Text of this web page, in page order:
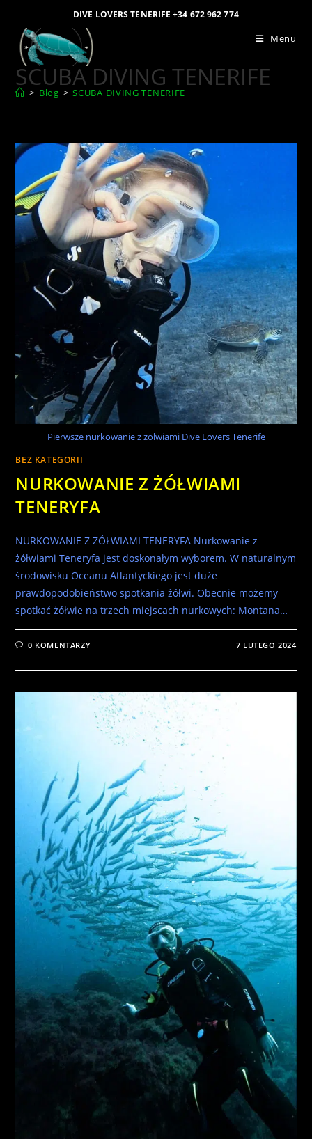
DIVE LOVERS TENERIFE +34 672 962 774
Menu
SCUBA DIVING TENERIFE
> Blog > SCUBA DIVING TENERIFE
Pierwsze nurkowanie z zolwiami Dive Lovers Tenerife
BEZ KATEGORII
NURKOWANIE Z ŻÓŁWIAMI
TENERYFA
NURKOWANIE Z ZÓŁWIAMI TENERYFA Nurkowanie z
żółwiami Teneryfa jest doskonałym wyborem. W naturalnym
środowisku Oceanu Atlantyckiego jest duże
prawdopodobieństwo spotkania żółwi. Obecnie możemy
spotkać żółwie na trzech miejscach nurkowych: Montana…
0 KOMENTARZY 7 LUTEGO 2024